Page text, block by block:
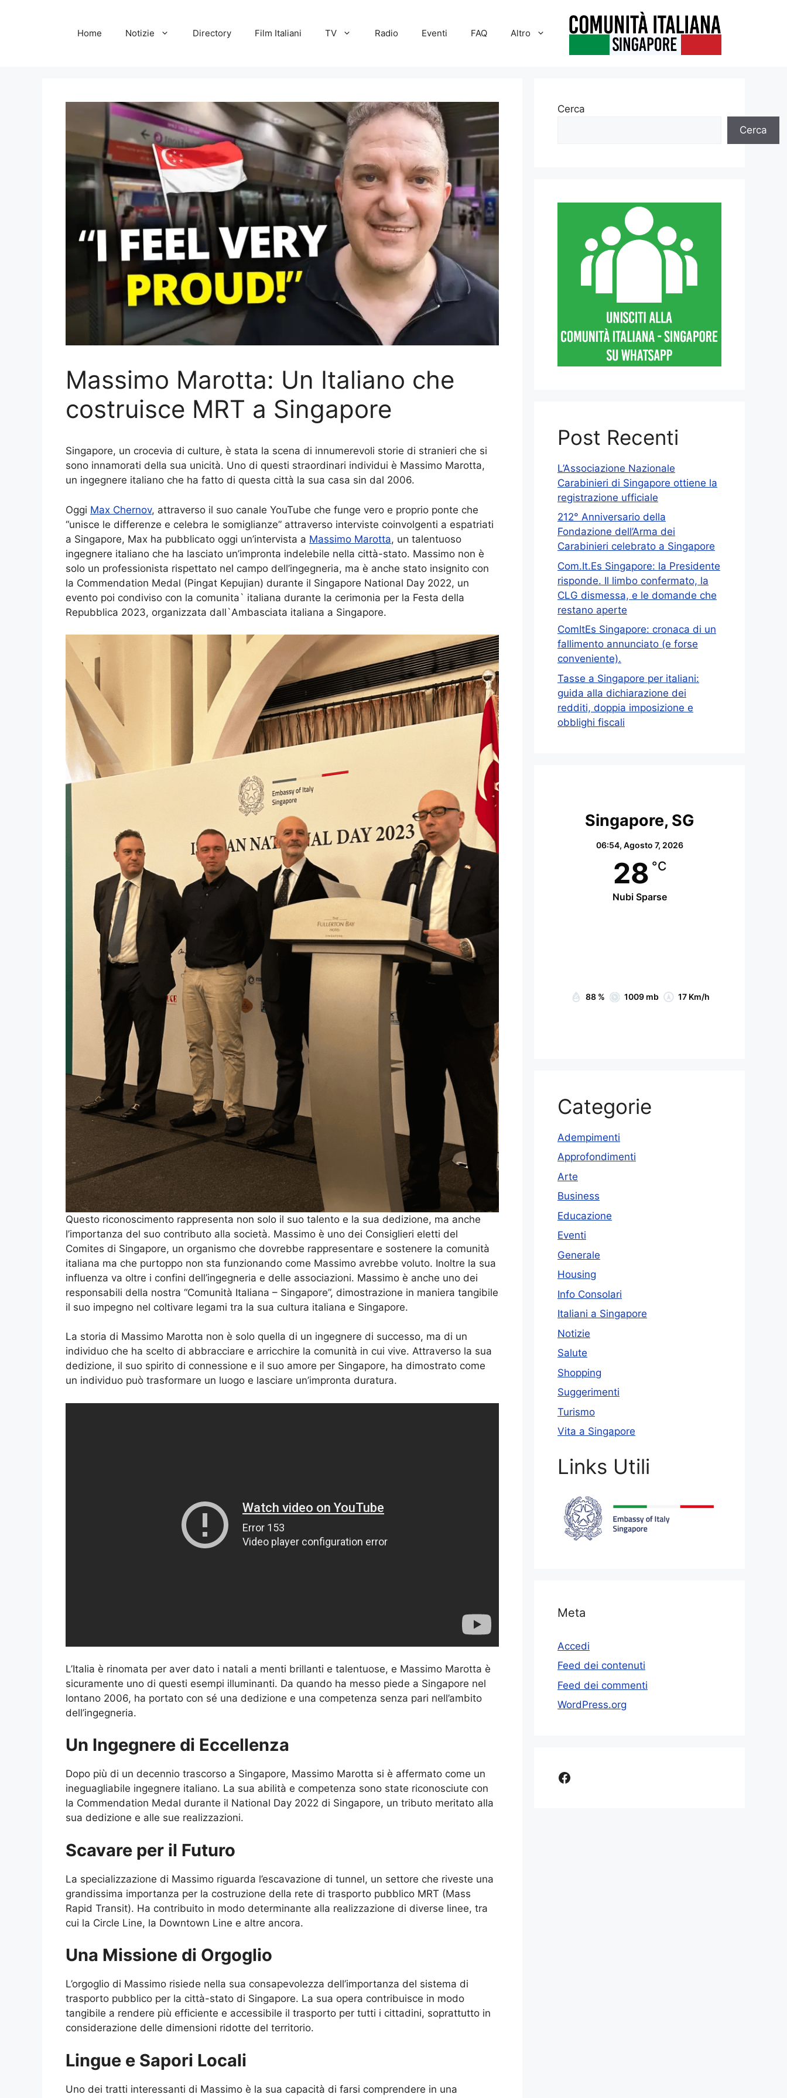
Home Notizie Directory Film Italiani TV Radio Eventi FAQ Altro
Massimo Marotta: Un Italiano che
costruisce MRT a Singapore
Singapore, un crocevia di culture, è stata la scena di innumerevoli storie di stranieri che si
sono innamorati della sua unicità. Uno di questi straordinari individui è Massimo Marotta,
un ingegnere italiano che ha fatto di questa città la sua casa sin dal 2006.
Oggi Max Chernov, attraverso il suo canale YouTube che funge vero e proprio ponte che
“unisce le differenze e celebra le somiglianze” attraverso interviste coinvolgenti a espatriati
a Singapore, Max ha pubblicato oggi un’intervista a Massimo Marotta, un talentuoso
ingegnere italiano che ha lasciato un’impronta indelebile nella città-stato. Massimo non è
solo un professionista rispettato nel campo dell’ingegneria, ma è anche stato insignito con
la Commendation Medal (Pingat Kepujian) durante il Singapore National Day 2022, un
evento poi condiviso con la comunita` italiana durante la cerimonia per la Festa della
Repubblica 2023, organizzata dall`Ambasciata italiana a Singapore.
Questo riconoscimento rappresenta non solo il suo talento e la sua dedizione, ma anche
l’importanza del suo contributo alla società. Massimo è uno dei Consiglieri eletti del
Comites di Singapore, un organismo che dovrebbe rappresentare e sostenere la comunità
italiana ma che purtoppo non sta funzionando come Massimo avrebbe voluto. Inoltre la sua
influenza va oltre i confini dell’ingegneria e delle associazioni. Massimo è anche uno dei
responsabili della nostra “Comunità Italiana – Singapore”, dimostrazione in maniera tangibile
il suo impegno nel coltivare legami tra la sua cultura italiana e Singapore.
La storia di Massimo Marotta non è solo quella di un ingegnere di successo, ma di un
individuo che ha scelto di abbracciare e arricchire la comunità in cui vive. Attraverso la sua
dedizione, il suo spirito di connessione e il suo amore per Singapore, ha dimostrato come
un individuo può trasformare un luogo e lasciare un’impronta duratura.
L’Italia è rinomata per aver dato i natali a menti brillanti e talentuose, e Massimo Marotta è
sicuramente uno di questi esempi illuminanti. Da quando ha messo piede a Singapore nel
lontano 2006, ha portato con sé una dedizione e una competenza senza pari nell’ambito
dell’ingegneria.
Un Ingegnere di Eccellenza
Dopo più di un decennio trascorso a Singapore, Massimo Marotta si è affermato come un
ineguagliabile ingegnere italiano. La sua abilità e competenza sono state riconosciute con
la Commendation Medal durante il National Day 2022 di Singapore, un tributo meritato alla
sua dedizione e alle sue realizzazioni.
Scavare per il Futuro
La specializzazione di Massimo riguarda l’escavazione di tunnel, un settore che riveste una
grandissima importanza per la costruzione della rete di trasporto pubblico MRT (Mass
Rapid Transit). Ha contribuito in modo determinante alla realizzazione di diverse linee, tra
cui la Circle Line, la Downtown Line e altre ancora.
Una Missione di Orgoglio
L’orgoglio di Massimo risiede nella sua consapevolezza dell’importanza del sistema di
trasporto pubblico per la città-stato di Singapore. La sua opera contribuisce in modo
tangibile a rendere più efficiente e accessibile il trasporto per tutti i cittadini, soprattutto in
considerazione delle dimensioni ridotte del territorio.
Lingue e Sapori Locali
Uno dei tratti interessanti di Massimo è la sua capacità di farsi comprendere in una
Cerca
Cerca
Post Recenti
L’Associazione Nazionale
Carabinieri di Singapore ottiene la
registrazione ufficiale
212° Anniversario della
Fondazione dell’Arma dei
Carabinieri celebrato a Singapore
Com.It.Es Singapore: la Presidente
risponde. Il limbo confermato, la
CLG dismessa, e le domande che
restano aperte
ComItEs Singapore: cronaca di un
fallimento annunciato (e forse
conveniente).
Tasse a Singapore per italiani:
guida alla dichiarazione dei
redditi, doppia imposizione e
obblighi fiscali
Singapore, SG
06:54, Agosto 7, 2026
28 °C
Nubi Sparse
88 % 1009 mb 17 Km/h
Categorie
Adempimenti
Approfondimenti
Arte
Business
Educazione
Eventi
Generale
Housing
Info Consolari
Italiani a Singapore
Notizie
Salute
Shopping
Suggerimenti
Turismo
Vita a Singapore
Links Utili
Meta
Accedi
Feed dei contenuti
Feed dei commenti
WordPress.org
Facebook